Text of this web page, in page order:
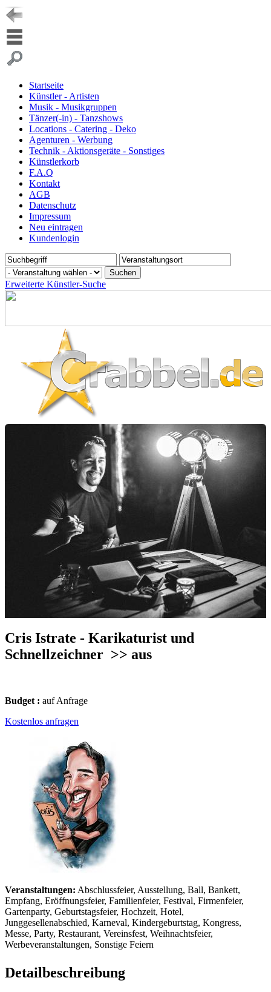
Startseite
Künstler - Artisten
Musik - Musikgruppen
Tänzer(-in) - Tanzshows
Locations - Catering - Deko
Agenturen - Werbung
Technik - Aktionsgeräte - Sonstiges
Künstlerkorb
F.A.Q
Kontakt
AGB
Datenschutz
Impressum
Neu eintragen
Kundenlogin
Erweiterte Künstler-Suche
Cris Istrate - Karikaturist und
Schnellzeichner >> aus
Budget : auf Anfrage
Kostenlos anfragen
Veranstaltungen: Abschlussfeier, Ausstellung, Ball, Bankett,
Empfang, Eröffnungsfeier, Familienfeier, Festival, Firmenfeier,
Gartenparty, Geburtstagsfeier, Hochzeit, Hotel,
Junggesellenabschied, Karneval, Kindergeburtstag, Kongress,
Messe, Party, Restaurant, Vereinsfest, Weihnachtsfeier,
Werbeveranstaltungen, Sonstige Feiern
Detailbeschreibung